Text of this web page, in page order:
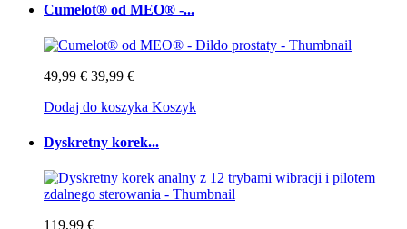
Cumelot® od MEO® -...
49,99 € 39,99 €
Dodaj do koszyka Koszyk
Dyskretny korek...
119,99 €